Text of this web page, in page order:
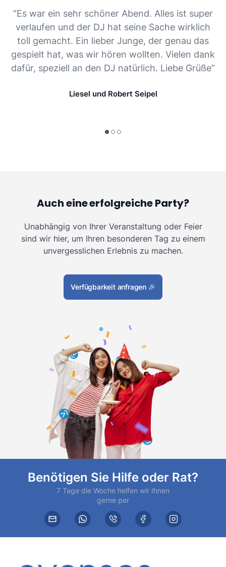
“Es war ein sehr schöner Abend. Alles ist super
verlaufen und der DJ hat seine Sache wirklich
toll gemacht. Ein lieber Junge, der genau das
gespielt hat, was wir hören wollten. Vielen dank
dafür, speziell an den DJ natürlich. Liebe Grüße”
Liesel und Robert Seipel
Auch eine erfolgreiche Party?
Unabhängig von Ihrer Veranstaltung oder Feier
sind wir hier, um Ihren besonderen Tag zu einem
unvergesslichen Erlebnis zu machen.
Verfügbarkeit anfragen 🎉
Benötigen Sie Hilfe oder Rat?
7 Tage die Woche helfen wir Ihnen
gerne per